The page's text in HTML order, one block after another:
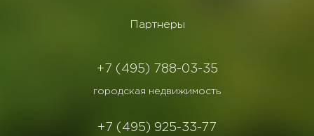
Партнеры
+7 (495) 788-03-35
городская недвижимость
+7 (495) 925-33-77